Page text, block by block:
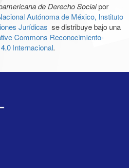
de Derecho Socialpor
Autónoma de México, Instituto
Jurídicas se distribuye bajo una
Commons Reconocimiento-
Internacional.